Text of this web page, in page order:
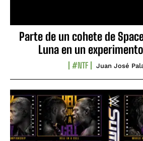
Parte de un cohete de
Luna en un
#NTF Juan José